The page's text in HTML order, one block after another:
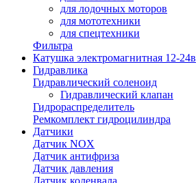
для лодочных моторов
для мототехники
для спецтехники
Фильтра
Катушка электромагнитная 12-24в
Гидравлика
Гидравлический соленоид
Гидравлический клапан
Гидрораспределитель
Ремкомплект гидроцилиндра
Датчики
Датчик NOX
Датчик антифриза
Датчик давления
Датчик коленвала